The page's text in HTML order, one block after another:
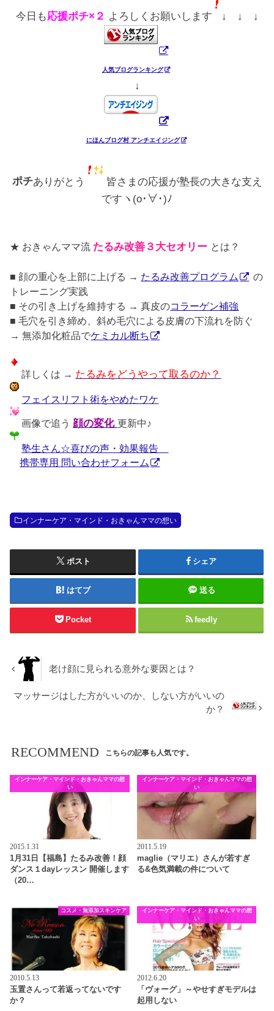
今日も応援ポチ×２ よろしくお願いします ↓ ↓ ↓
人気ブログランキング
↓
にほんブログ村 アンチエイジング
ポチありがとう
皆さまの応援が塾長の大きな支え
ですヽ(o･∀･)ﾉ
★ おきゃんママ流 たるみ改善３大セオリー とは？
■ 顔の重心を上部に上げる → たるみ改善プログラム
の
トレーニング実践
■ その引き上げを維持する → 真皮のコラーゲン補強
■ 毛穴を引き締め、斜め毛穴による皮膚の下流れを防ぐ
→ 無添加化粧品でケミカル断ち
詳しくは → たるみをどうやって取るのか？
フェイスリフト術をやめたワケ
画像で追う 顔の変化更新中♪
塾生さん☆喜びの声・効果報告
携帯専用 問い合わせフォーム
インナーケア・マインド・おきゃんママの想い
ポスト シェア
はてブ 送る
Pocket feedly
老け顔に見られる意外な要因とは？
マッサージはした方がいいのか、しない方がいいの
か？
RECOMMEND こちらの記事も人気です。
インナーケア・マインド・おきゃんママの想
い
2015.1.31
1月31日【福島】たるみ改善！顔
ダンス１dayレッスン 開催します
（20…
インナーケア・マインド・おきゃんママの想
い
2011.5.19
maglie（マリエ）さんが若すぎ
る&色気満載の件について
コスメ・無添加スキンケア
2010.5.13
玉置さんって若返ってないです
か？
インナーケア・マインド・おきゃんママの想
い
2012.6.20
「ヴォーグ」～やせすぎモデルは
起用しない